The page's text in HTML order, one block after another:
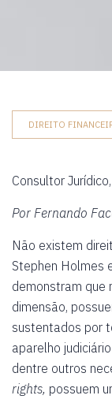
DIREITO
Consultor
Por Fernando
Não existem
Stephen Holmes
demonstram que
dimensão,
sustentados por
aparelho
dentre outros
rights, possuem